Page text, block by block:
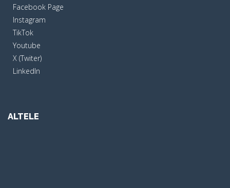
Facebook Page
Instagram
TikTok
Youtube
X (Twiter)
LinkedIn
ALTELE